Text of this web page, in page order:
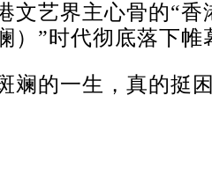
文艺界主心骨的“
）”时代彻底落下帷
斓的一生，真的挺